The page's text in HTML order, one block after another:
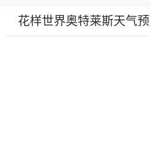
花样世界奥特莱斯天气